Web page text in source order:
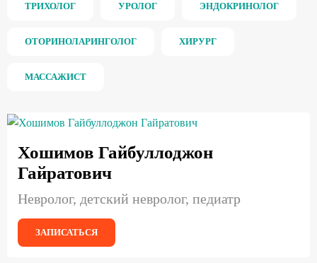
ТРИХОЛОГ УРОЛОГ ЭНДОКРИНОЛОГ
ОТОРИНОЛАРИНГОЛОГ ХИРУРГ
МАССАЖИСТ
Хошимов Гайбуллоджон
Гайратович
Невролог, детский невролог, педиатр
ЗАПИСАТЬСЯ